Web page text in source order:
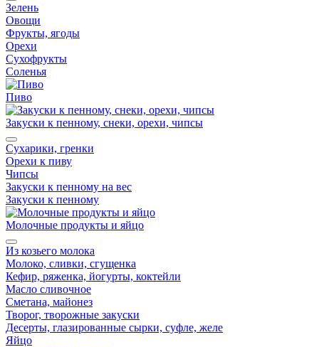
Зелень
Овощи
Фрукты, ягоды
Орехи
Сухофрукты
Соленья
Пиво
Закуски к пенному, снеки, орехи, чипсы
Сухарики, гренки
Орехи к пиву
Чипсы
Закуски к пенному на вес
Закуски к пенному
Молочные продукты и яйцо
Из козьего молока
Молоко, сливки, сгущенка
Кефир, ряженка, йогурты, коктейли
Масло сливочное
Сметана, майонез
Творог, творожные закуски
Десерты, глазированные сырки, суфле, желе
Яйцо